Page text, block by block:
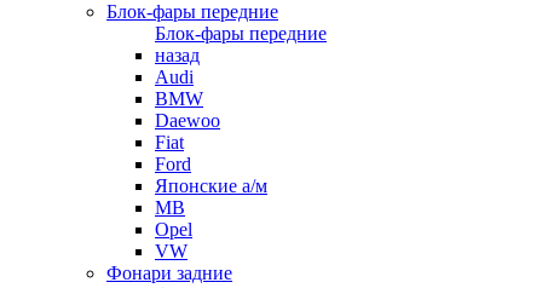
Блок-фары передние
Блок-фары передние
назад
Audi
BMW
Daewoo
Fiat
Ford
Японские а/м
MB
Opel
VW
Фонари задние